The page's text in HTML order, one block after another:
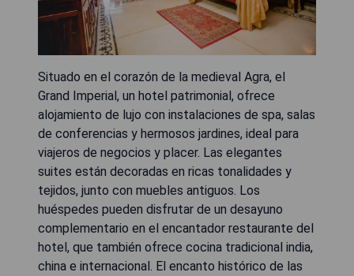
Situado en el corazón de la medieval Agra, el
Grand Imperial, un hotel patrimonial, ofrece
alojamiento de lujo con instalaciones de spa, salas
de conferencias y hermosos jardines, ideal para
viajeros de negocios y placer. Las elegantes
suites están decoradas en ricas tonalidades y
tejidos, junto con muebles antiguos. Los
huéspedes pueden disfrutar de un desayuno
complementario en el encantador restaurante del
hotel, que también ofrece cocina tradicional india,
china e internacional. El encanto histórico de las